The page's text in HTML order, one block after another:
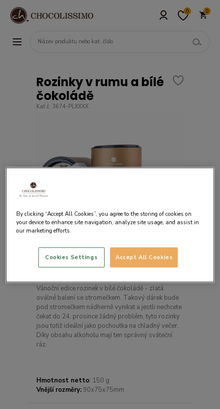
0 0
Rozinky v rumu a bílé
čokoládě
Kat.č. 3674-PLXXXX
Vánoční edice rozinek v bílé čokoládě - zlatá
oválné balení se stromečkem. Takový dárek bude
pod stromečkem nádherně vynikat a jestli nechcete
čekat do 24. prosince žádný problém, tyto rozinky
jsou totiž ideální jako pochoutka na chladný večer.
Díky obsahu alkoholu mají ten správný sváteční
ráz.
Hmotnost netto: 150 g
Vnější rozměry: 90x75x75mm
By clicking “Accept All Cookies”, you agree to the storing of cookies on
your device to enhance site navigation, analyze site usage, and assist in
our marketing efforts.
Accept All Cookies
Cookies Settings